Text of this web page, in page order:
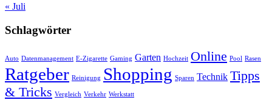
« Juli
Schlagwörter
Auto Datenmanagement E-Zigarette Gaming Garten Hochzeit Online Pool Rasen
Ratgeber Reinigung Shopping Sparen Technik Tipps
& Tricks Vergleich Verkehr Werkstatt